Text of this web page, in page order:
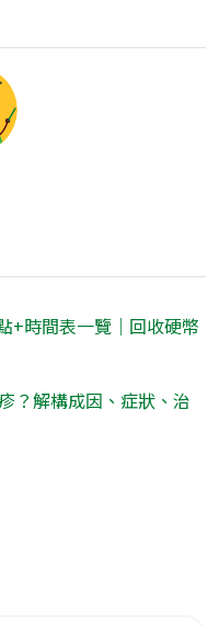
+時間表一覽｜回收硬幣
？解構成因、症狀、治